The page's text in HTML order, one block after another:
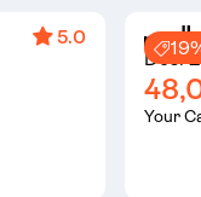
5.0
Desi
Your